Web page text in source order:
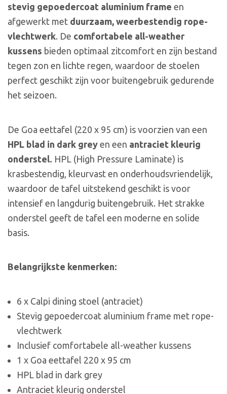
stevig gepoedercoat aluminium frame en
afgewerkt met duurzaam, weerbestendig rope-
vlechtwerk. De comfortabele all-weather
kussens bieden optimaal zitcomfort en zijn bestand
tegen zon en lichte regen, waardoor de stoelen
perfect geschikt zijn voor buitengebruik gedurende
het seizoen.
De Goa eettafel (220 x 95 cm) is voorzien van een
HPL blad in dark grey en een antraciet kleurig
onderstel. HPL (High Pressure Laminate) is
krasbestendig, kleurvast en onderhoudsvriendelijk,
waardoor de tafel uitstekend geschikt is voor
intensief en langdurig buitengebruik. Het strakke
onderstel geeft de tafel een moderne en solide
basis.
Belangrijkste kenmerken:
6 x Calpi dining stoel (antraciet)
Stevig gepoedercoat aluminium frame met rope-
vlechtwerk
Inclusief comfortabele all-weather kussens
1 x Goa eettafel 220 x 95 cm
HPL blad in dark grey
Antraciet kleurig onderstel